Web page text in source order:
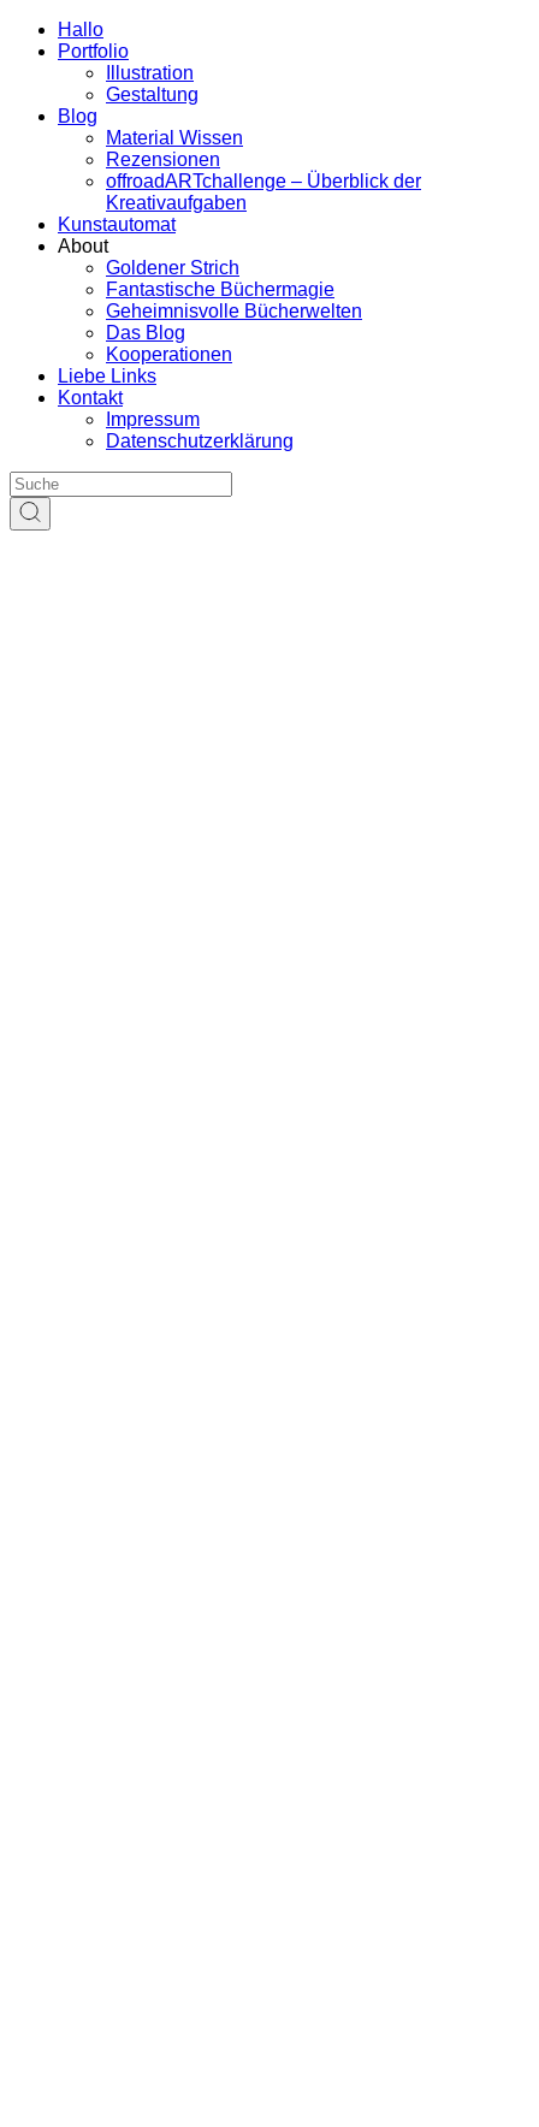
Hallo
Portfolio
Illustration
Gestaltung
Blog
Material Wissen
Rezensionen
offroadARTchallenge – Überblick der
Kreativaufgaben
Kunstautomat
About
Goldener Strich
Fantastische Büchermagie
Geheimnisvolle Bücherwelten
Das Blog
Kooperationen
Liebe Links
Kontakt
Impressum
Datenschutzerklärung